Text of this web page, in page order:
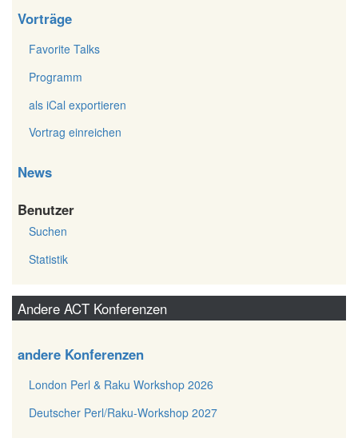
Vorträge
Favorite Talks
Programm
als iCal exportieren
Vortrag einreichen
News
Benutzer
Suchen
Statistik
Andere ACT Konferenzen
andere Konferenzen
London Perl & Raku Workshop 2026
Deutscher Perl/Raku-Workshop 2027